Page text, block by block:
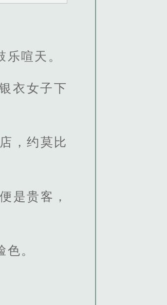
喧天。
衣女子下
，约莫比
是贵客，
。